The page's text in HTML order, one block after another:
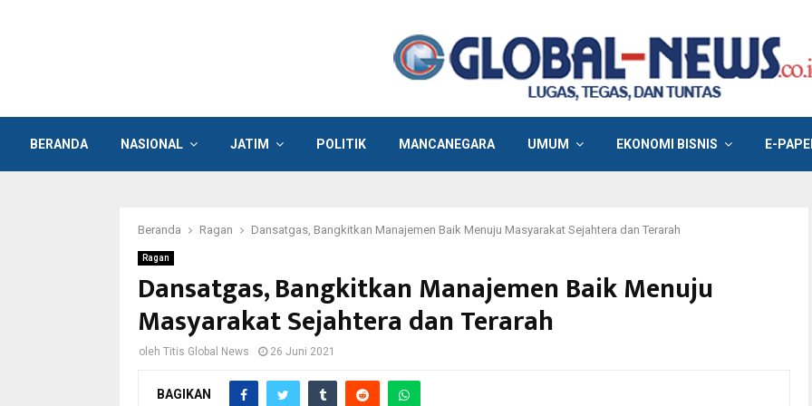
BERANDA NASIONAL JATIM POLITIK MANCANEGARA UMUM EKONOMI BISNIS E-
Beranda Ragan Dansatgas, Bangkitkan Manajemen Baik Menuju Masyarakat Sejahtera dan Terarah
Ragan
Dansatgas, Bangkitkan Manajemen Baik Menuju
Masyarakat Sejahtera dan Terarah
oleh Titis Global News 26 Juni 2021
BAGIKAN